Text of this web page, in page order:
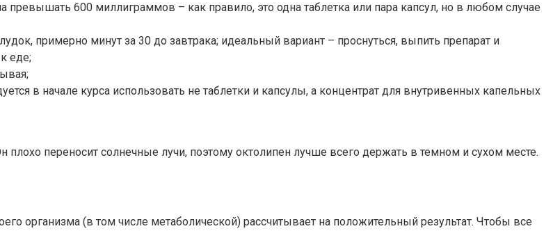
600 миллиграммов – как правило, это одна таблетка или пара капсул, но в любом случае
примерно минут за 30 до завтрака; идеальный вариант – проснуться, выпить препарат и
еде;
в начале курса использовать не таблетки и капсулы, а концентрат для внутривенных капельных
переносит солнечные лучи, поэтому октолипен лучше всего держать в темном и сухом месте.
организма (в том числе метаболической) рассчитывает на положительный результат. Чтобы все